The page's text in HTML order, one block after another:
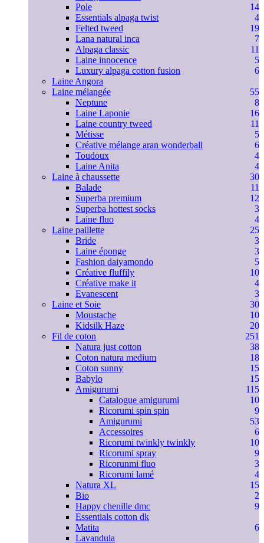
Pole
14
Essentials alpaga twist
4
Felted tweed
19
Lana natural inca
7
Alpaga classic
11
Laine innocence
5
Luxury alpaga cotton fusion
6
Laine Angora
Laine mélangée
55
Neptune
8
Laine Laponie
16
Laine country tweed
11
Métisse
5
Créative mélange aran wonderball
6
Toudoux
4
Laine Anita
4
Laine à chaussette
30
Balade
11
Superba premium
12
Superba hottest socks
3
Laine fluo
4
Laine paillette
25
Bride
3
Laine éponge
3
Fashion daiyamondo
5
Créative fluffily
10
Créative make it
4
Evanescent
3
Laine et Soie
30
Moustache
10
Kidsilk Haze
20
Fil de coton
251
Natura just cotton
38
Coton natura medium
18
Coton sunny
15
Babylo
15
Amigurumi
115
Catalogue amigurumi
10
Ricorumi spin spin
9
Amigurumi
53
Accessoires
6
Ricorumi twinkly twinkly
10
Ricorumi spray
9
Ricorunmi fluo
3
Ricorumi lamé
4
Natura XL
15
Bio
2
Happy chenille dmc
9
Essentials cotton dk
Matita
6
Lavandula